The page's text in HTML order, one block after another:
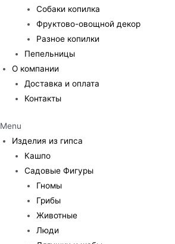
Собаки копилка
Фруктово-овощной декор
Разное копилки
Пепельницы
О компании
Доставка и оплата
Контакты
Menu
Изделия из гипса
Кашпо
Садовые Фигуры
Гномы
Грибы
Животные
Люди